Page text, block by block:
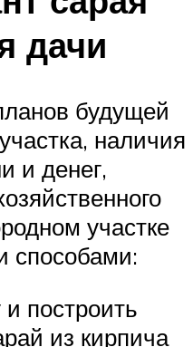
дачи
будущей
наличия
и денег,
участке
способами:
построить
из кирпича